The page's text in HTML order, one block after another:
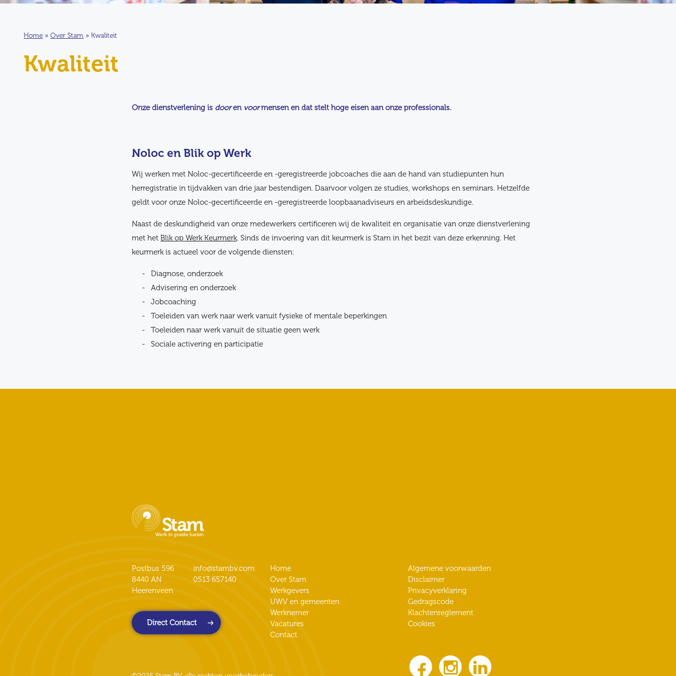
Home » Over Stam » Kwaliteit
Kwaliteit
Onze dienstverlening is dooren voormensen en dat stelt hoge eisen aan onze professionals.
Noloc en Blik op Werk
Wij werken met Noloc-gecertificeerde en -geregistreerde jobcoaches die aan de hand van studiepunten hun
herregistratie in tijdvakken van drie jaar bestendigen. Daarvoor volgen ze studies, workshops en seminars. Hetzelfde
geldt voor onze Noloc-gecertificeerde en -geregistreerde loopbaanadviseurs en arbeidsdeskundige.
Naast de deskundigheid van onze medewerkers certificeren wij de kwaliteit en organisatie van onze dienstverlening
met het Blik op Werk Keurmerk. Sinds de invoering van dit keurmerk is Stam in het bezit van deze erkenning. Het
keurmerk is actueel voor de volgende diensten:
Diagnose, onderzoek
Advisering en onderzoek
Jobcoaching
Toeleiden van werk naar werk vanuit fysieke of mentale beperkingen
Toeleiden naar werk vanuit de situatie geen werk
Sociale activering en participatie
Postbus 596
8440 AN
Heerenveen
info@stambv.com
0513 657140
Direct Contact
Home
Over Stam
Werkgevers
UWV en gemeenten
Werknemer
Vacatures
Contact
Algemene voorwaarden
Disclaimer
Privacyverklaring
Gedragscode
Klachtenreglement
Cookies